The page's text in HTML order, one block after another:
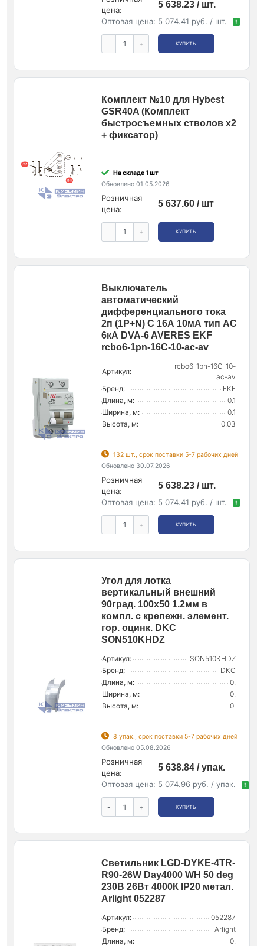
цена:
5 638.23 / шт.
Оптовая цена: 5 074.41 руб. / шт. !
- + КУПИТЬ
Комплект №10 для Hybest
GSR40A (Комплект
быстросъемных стволов x2
+ фиксатор)
На складе 1 шт
Обновлено 01.05.2026
Розничная
цена:
5 637.60 / шт
- + КУПИТЬ
Выключатель
автоматический
дифференциального тока
2п (1P+N) C 16А 10мА тип AC
6кА DVA-6 AVERES EKF
rcbo6-1pn-16C-10-ac-av
Артикул:
rcbo6-1pn-16C-10-
ac-av
Бренд:
EKF
Длина, м:
0.1
Ширина, м:
0.1
Высота, м:
0.03
132 шт., срок поставки 5-7 рабочих дней
Обновлено 30.07.2026
Розничная
цена:
5 638.23 / шт.
Оптовая цена: 5 074.41 руб. / шт. !
- + КУПИТЬ
Угол для лотка
вертикальный внешний
90град. 100х50 1.2мм в
компл. с крепежн. элемент.
гор. оцинк. DKC
SON510KHDZ
Артикул:
SON510KHDZ
Бренд:
DKC
Длина, м:
0.
Ширина, м:
0.
Высота, м:
0.
8 упак., срок поставки 5-7 рабочих дней
Обновлено 05.08.2026
Розничная
цена:
5 638.84 / упак.
Оптовая цена: 5 074.96 руб. / упак. !
- + КУПИТЬ
Светильник LGD-DYKE-4TR-
R90-26W Day4000 WH 50 deg
230В 26Вт 4000К IP20 метал.
Arlight 052287
Артикул:
052287
Бренд:
Arlight
Длина, м:
0.